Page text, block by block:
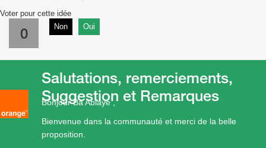
Voter pour cette idée
0 Non Oui
Bonjour Ba Ablaye ,
Bienvenue dans la communauté et merci de la belle
proposition.
Salutations, remerciements,
Suggestion et Remarques